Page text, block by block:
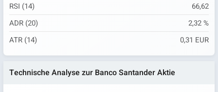
RSI (14)
66,62
ADR (20)
2,32 %
ATR (14)
0,31 EUR
Technische Analyse zur Banco Santander Aktie